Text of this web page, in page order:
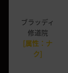
ブラッディ
修道院
[属性：ナ
ク]